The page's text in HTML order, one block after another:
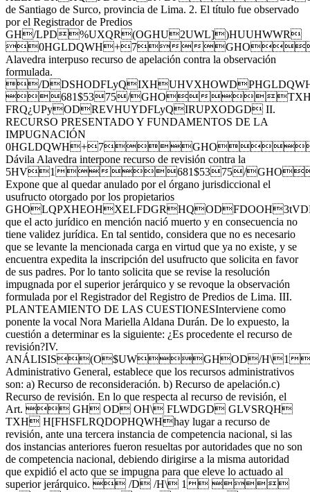
de Santiago de Surco, provincia de Lima. 2. El título fue observado
por el Registrador de Predios
GH/LPD%UXQR(OGHU2UWL])HUUHWWR
0HGLDQWH+7
Alavedra interpuso recurso de apelación contra la observación
formulada.
/
681$5375/GHO
FRQ¿UPyODREVHUYDFLyQIRUPXODGD II.
RECURSO PRESENTADO Y FUNDAMENTOS DE LA
IMPUGNACIÓN
Dávila Alavedra interpone recurso de revisión contra la
5HV1681$5375/
Expone que al quedar anulado por el órgano jurisdiccional el
usufructo otorgado por los propietarios
que el acto jurídico en mención nació muerto y en consecuencia no
tiene validez jurídica. En tal sentido, considera que no es necesario
que se levante la mencionada carga en virtud que ya no existe, y se
encuentra expedita la inscripción del usufructo que solicita en favor
de sus padres. Por lo tanto solicita que se revise la resolución
impugnada por el superior jerárquico y se revoque la observación
formulada por el Registrador del Registro de Predios de Lima. III.
PLANTEAMIENTO DE LAS CUESTIONESInterviene como
ponente la vocal Nora Mariella Aldana Durán. De lo expuesto, la
cuestión a determinar es la siguiente: ¿Es procedente el recurso de
revisión?IV.
ANÁLISIS(O$UWGHOD/
Administrativo General, establece que los recursos administrativos
son: a) Recurso de reconsideración. b) Recurso de apelación.c)
Recurso de revisión. En lo que respecta al recurso de revisión, el
Art.  GH OD OH\ FLWDGD GLVSRQH
TXH H[FHSFLRQDOPHQWHhay lugar a recurso de
revisión, ante una tercera instancia de competencia nacional, si las
dos instancias anteriores fueron resueltas por autoridades que no son
de competencia nacional, debiendo dirigirse a la misma autoridad
que expidió el acto que se impugna para que eleve lo actuado al
superior jerárquico.  /D /H\ 1 